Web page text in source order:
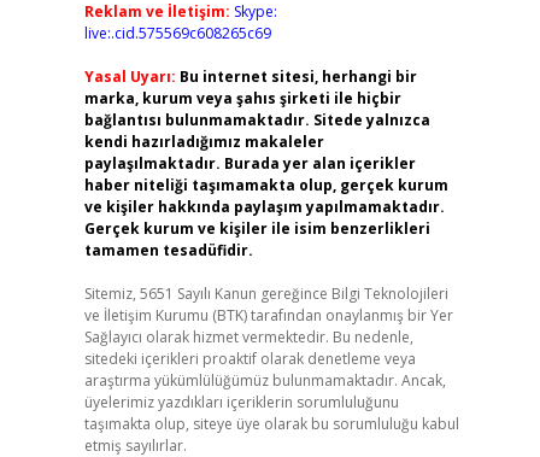
Reklam ve İletişim: Skype:
live:.cid.575569c608265c69
Yasal Uyarı: Bu internet sitesi, herhangi bir
marka, kurum veya şahıs şirketi ile hiçbir
bağlantısı bulunmamaktadır. Sitede yalnızca
kendi hazırladığımız makaleler
paylaşılmaktadır. Burada yer alan içerikler
haber niteliği taşımamakta olup, gerçek kurum
ve kişiler hakkında paylaşım yapılmamaktadır.
Gerçek kurum ve kişiler ile isim benzerlikleri
tamamen tesadüfidir.
Sitemiz, 5651 Sayılı Kanun gereğince Bilgi Teknolojileri
ve İletişim Kurumu (BTK) tarafından onaylanmış bir Yer
Sağlayıcı olarak hizmet vermektedir. Bu nedenle,
sitedeki içerikleri proaktif olarak denetleme veya
araştırma yükümlülüğümüz bulunmamaktadır. Ancak,
üyelerimiz yazdıkları içeriklerin sorumluluğunu
taşımakta olup, siteye üye olarak bu sorumluluğu kabul
etmiş sayılırlar.